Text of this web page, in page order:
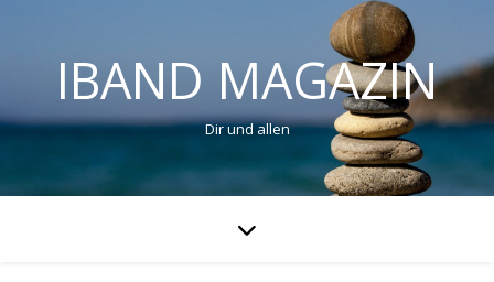
IBAND MAGAZIN
Dir und allen